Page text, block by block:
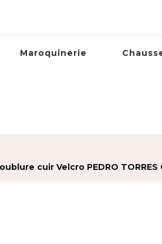
Maroquinerie
cuir Velcro PEDRO